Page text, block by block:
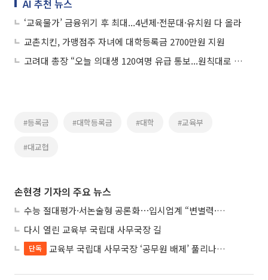
AI 추천 뉴스
‘교육물가’ 금융위기 후 최대...4년제·전문대·유치원 다 올라
교촌치킨, 가맹점주 자녀에 대학등록금 2700만원 지원
고려대 총장 “오늘 의대생 120여명 유급 통보...원칙대로 할것”
#등록금 #대학등록금 #대학 #교육부
#대교협
손현경 기자의 주요 뉴스
수능 절대평가·서논술형 공론화⋯입시업계 “변별력·사교육 대책 먼저”
다시 열린 교육부 국립대 사무국장 길
단독 교육부 국립대 사무국장 ‘공무원 배제’ 풀리나…응시자격 다시 열렸다